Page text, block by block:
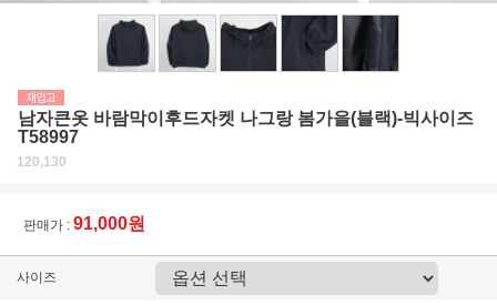
남자큰옷 바람막이후드자켓 나그랑 봄가을(블랙)-빅사이즈
T58997
120,130
판매가 : 91,000원
사이즈